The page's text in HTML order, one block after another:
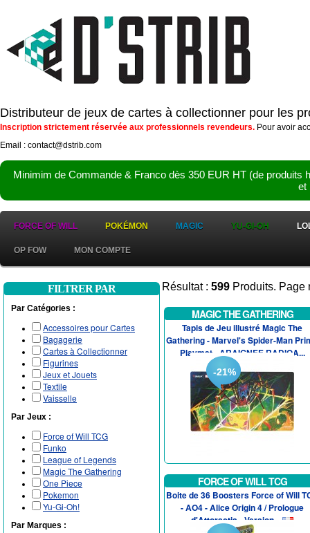
Distributeur de jeux de cartes à collectionner pour les
Inscription strictement réservée aux professionnels revendeurs. Pour avoir
Email : contact@dstrib.com
Minimim de Commande & Franco dès 350 EUR HT (de
et
FORCE OF WILL POKÉMON MAGIC YU-GI-OH
OP FOW MON COMPTE
FILTRER PAR
Par Catégories :
Accessoires pour Cartes
Bagagerie
Cartes à Collectionner
Figurines
Jeux et Jouets
Textile
Vaisselle
Par Jeux :
Force of Will TCG
Funko
League of Legends
Magic The Gathering
One Piece
Pokemon
Yu-Gi-Oh!
Par Marques :
Résultat : 599 Produits. Page
MAGIC THE GATHERING
Tapis de Jeu illustré Magic The
Gathering - Marvel's Spider-Man
Playmat - ARAIGNEE RADIOA...
-21%
FORCE OF WILL TCG
Boite de 36 Boosters Force of Will
- AO4 - Alice Origin 4 / Prologue
d'Attoractia - Version...